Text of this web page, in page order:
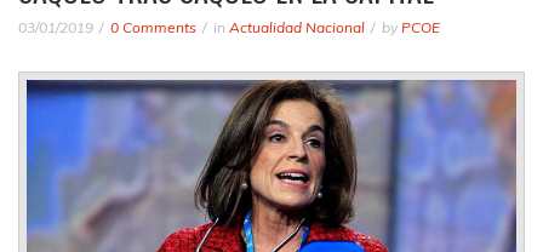
03/01/2019 0 Comments in Actualidad Nacional by PCOE